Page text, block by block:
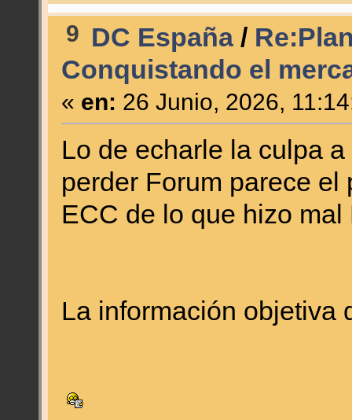
9 DC España/
Conquistando el
« en: 26 Junio, 2026,
Lo de echarle la culpa
perder Forum parece
ECC de lo que hizo mal
La información objetiva